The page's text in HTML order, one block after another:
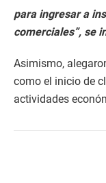
para ingresar a
comerciales”, se
Asimismo,
como el inicio de
actividades